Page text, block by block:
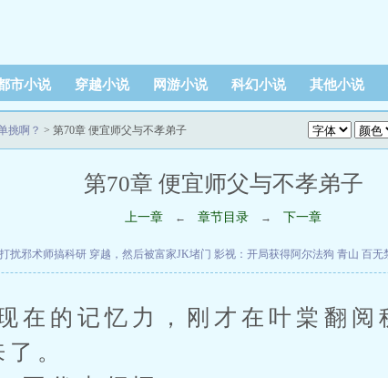
市小说 穿越小说 网游小说 科幻小说 其他小说
挑啊？ > 第70章 便宜师父与不孝弟子
第70章 便宜师父与不孝弟子
上一章 ← 章节目录 → 下一章
扰邪术师搞科研 穿越，然后被富家JK堵门 影视：开局获得阿尔法狗 青山 百无
的记忆力，刚才在叶棠翻阅
。